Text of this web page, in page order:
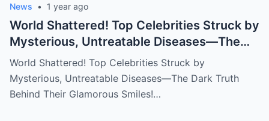
News • 1 year ago
World Shattered! Top Celebrities Struck by
Mysterious, Untreatable Diseases—The
Dark Truth Behind Their Glamorous Smiles!
World Shattered! Top Celebrities Struck by
Mysterious, Untreatable Diseases—The Dark Truth
Behind Their Glamorous Smiles!…